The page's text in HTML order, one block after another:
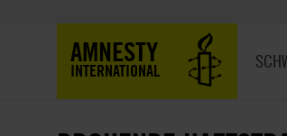
AMNESTY
INTERNATIONAL